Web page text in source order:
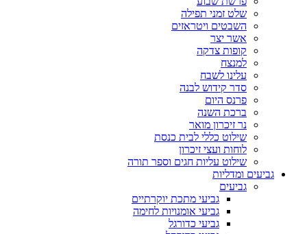
שלט זמני תפילה
השבטים ויטראזים
אשר יצר
קופות צדקה
למנצח
עלינו לשבח
סדר קידוש לבנה
פרנס היום
ברכת השנה
נר זיכרון מואר
שילוט כללי לבית כנסת
לוחות ועצי זיכרון
שילוט עליות חגים וספר תורה
גביעים ומדליות
גביעים
גביעי מתכת יוקרתיים
גביעי אומנויות לחימה
גביעי כדורגל